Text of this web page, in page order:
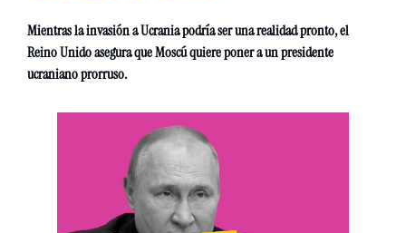
Mientras la invasión a Ucrania podría ser una realidad pronto, el
Reino Unido asegura que Moscú quiere poner a un presidente
ucraniano prorruso.